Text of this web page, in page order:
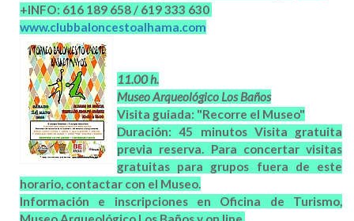
+INFO: 616 189 658 / 619 333 630
www.clubbaloncestoalhama.com
11.00 h.
Museo Arqueológico Los Baños
Visita guiada: "Recorre el Museo"
Duración: 45 minutos Visita gratuita
previa reserva. Para concertar visitas
gratuitas para grupos fuera de este
horario, contactar con el Museo.
Información e inscripciones en Oficina de Turismo,